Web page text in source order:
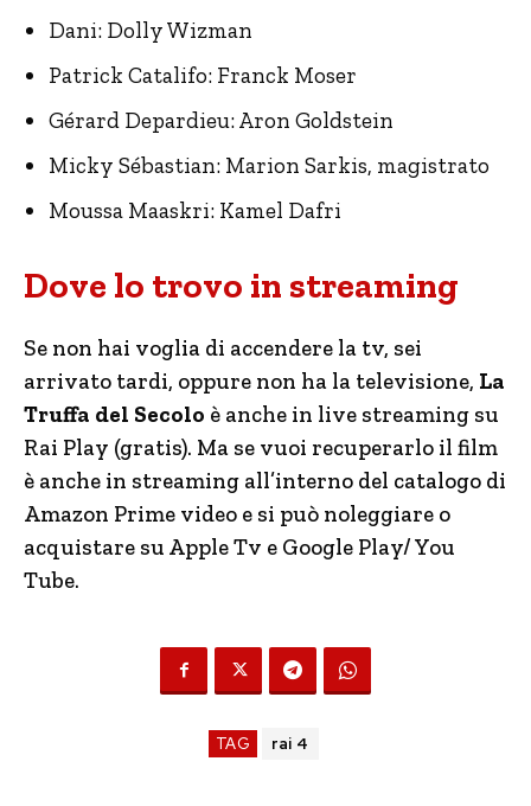
Dani: Dolly Wizman
Patrick Catalifo: Franck Moser
Gérard Depardieu: Aron Goldstein
Micky Sébastian: Marion Sarkis, magistrato
Moussa Maaskri: Kamel Dafri
Dove lo trovo in streaming
Se non hai voglia di accendere la tv, sei
arrivato tardi, oppure non ha la televisione, La
Truffa del Secolo è anche in live streaming su
Rai Play (gratis). Ma se vuoi recuperarlo il film
è anche in streaming all’interno del catalogo di
Amazon Prime video e si può noleggiare o
acquistare su Apple Tv e Google Play/ You
Tube.
TAG rai 4